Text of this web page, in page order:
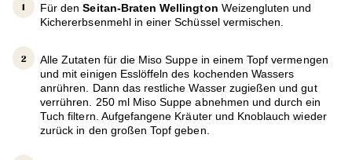
Für denSeitan-Braten Wellington Weizengluten und
Kichererbsenmehl in einer Schüssel vermischen.
Alle Zutaten für die Miso Suppe in einem Topf vermengen
und mit einigen Esslöffeln des kochenden Wassers
anrühren. Dann das restliche Wasser zugießen und gut
verrühren. 250 ml Miso Suppe abnehmen und durch ein
Tuch filtern. Aufgefangene Kräuter und Knoblauch wieder
zurück in den großen Topf geben.